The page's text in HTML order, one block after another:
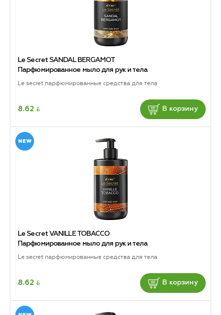
Le Secret SANDAL BERGAMOT
Парфюмированное мыло для рук и тела
Le secret парфюмированные средства для тела
8.62 BYN В корзину
Le Secret VANILLE TOBACCO
Парфюмированное мыло для рук и тела
Le secret парфюмированные средства для тела
8.62 BYN В корзину